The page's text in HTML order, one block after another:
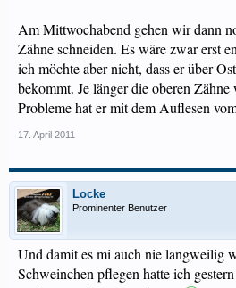
Am Mittwochabend gehen wir dann
Zähne schneiden. Es wäre zwar erst
ich möchte aber nicht, dass er über
bekommt. Je länger die oberen Zähne
Probleme hat er mit dem Auflesen
17. April 2011
Locke
Prominenter Benutzer
Und damit es mi auch nie langweilig
Schweinchen pflegen hatte ich